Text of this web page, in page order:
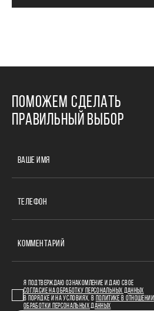
ПОМОЖЕМ СДЕЛАТЬ
ПРАВИЛЬНЫЙ ВЫБОР
ВАШЕ ИМЯ
ТЕЛЕФОН
КОММЕНТАРИЙ
Я ПОДТВЕРЖДАЮ ОЗНАКОМЛЕНИЕ И ДАЮ СВОЕ
СОГЛАСИЕ НА ОБРАБОТКУ ПЕРСОНАЛЬНЫХ ДАННЫХ
В ПОРЯДКЕ И НА УСЛОВИЯХ, В
ПОЛИТИКЕ В ОТНОШЕНИИ
ОБРАБОТКИ ПЕРСОНАЛЬНЫХ ДАННЫХ